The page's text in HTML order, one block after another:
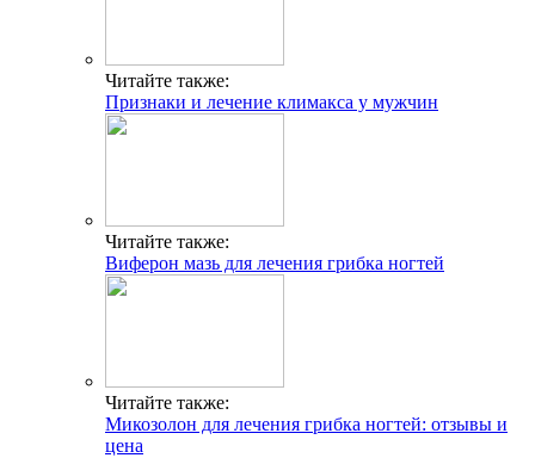
Читайте также:
Признаки и лечение климакса у мужчин
Читайте также:
Виферон мазь для лечения грибка ногтей
Читайте также:
Микозолон для лечения грибка ногтей: отзывы и
цена